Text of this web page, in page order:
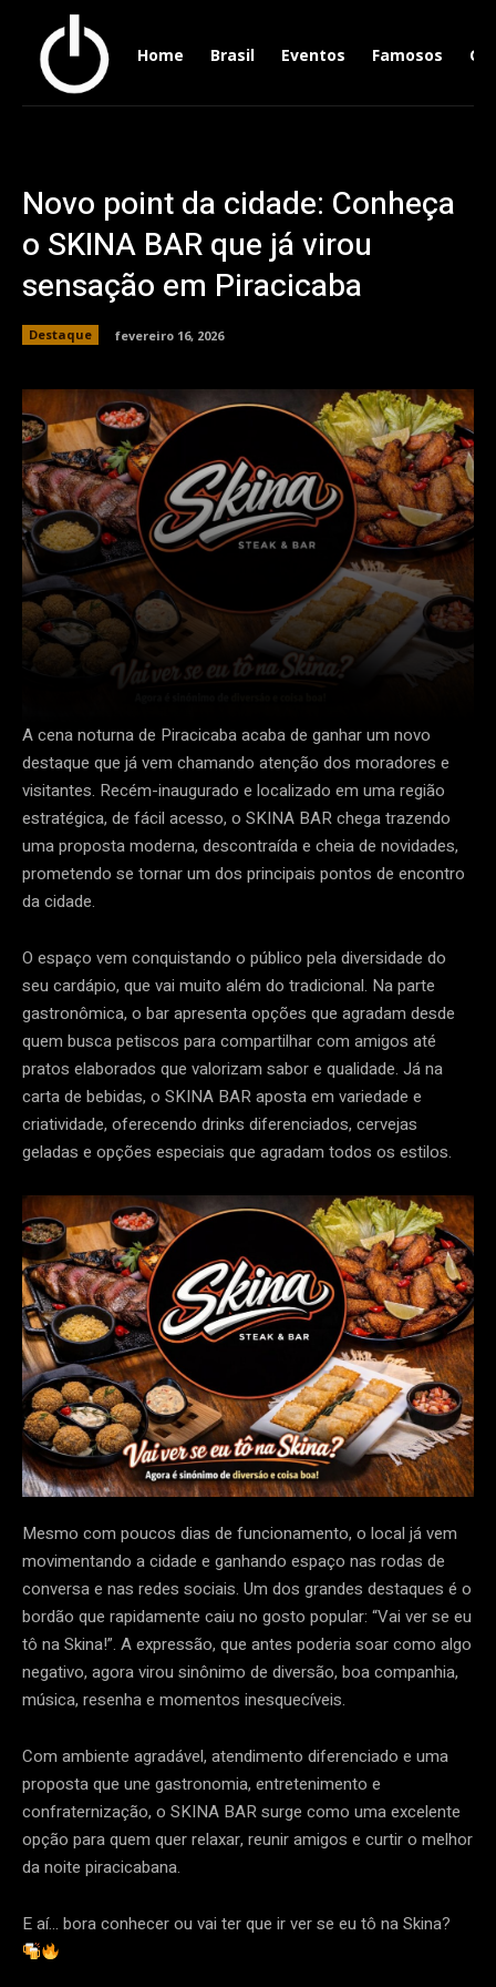
Home Brasil Eventos Famosos
Novo point da cidade: Conheça
o SKINA BAR que já virou
sensação em Piracicaba
Destaque fevereiro 16, 2026
A cena noturna de Piracicaba acaba de ganhar um novo
destaque que já vem chamando atenção dos moradores e
visitantes. Recém-inaugurado e localizado em uma região
estratégica, de fácil acesso, o SKINA BAR chega trazendo
uma proposta moderna, descontraída e cheia de novidades,
prometendo se tornar um dos principais pontos de encontro
da cidade.
O espaço vem conquistando o público pela diversidade do
seu cardápio, que vai muito além do tradicional. Na parte
gastronômica, o bar apresenta opções que agradam desde
quem busca petiscos para compartilhar com amigos até
pratos elaborados que valorizam sabor e qualidade. Já na
carta de bebidas, o SKINA BAR aposta em variedade e
criatividade, oferecendo drinks diferenciados, cervejas
geladas e opções especiais que agradam todos os estilos.
Mesmo com poucos dias de funcionamento, o local já vem
movimentando a cidade e ganhando espaço nas rodas de
conversa e nas redes sociais. Um dos grandes destaques é o
bordão que rapidamente caiu no gosto popular: “Vai ver se eu
tô na Skina!”. A expressão, que antes poderia soar como algo
negativo, agora virou sinônimo de diversão, boa companhia,
música, resenha e momentos inesquecíveis.
Com ambiente agradável, atendimento diferenciado e uma
proposta que une gastronomia, entretenimento e
confraternização, o SKINA BAR surge como uma excelente
opção para quem quer relaxar, reunir amigos e curtir o melhor
da noite piracicabana.
E aí… bora conhecer ou vai ter que ir ver se eu tô na Skina?